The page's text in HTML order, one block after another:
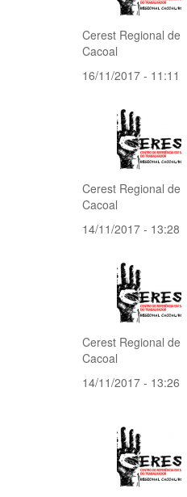
Cerest Regional de
Cacoal
16/11/2017 - 11:11
Cerest Regional de
Cacoal
14/11/2017 - 13:28
Cerest Regional de
Cacoal
14/11/2017 - 13:26